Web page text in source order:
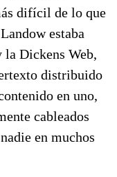
difícil de lo que
estaba
la Dickens Web,
distribuido
en uno,
cableados
en muchos